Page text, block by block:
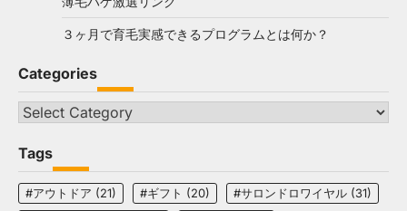
３ヶ月で育毛実感できるプログラムとは何か？
Categories
Categories
Tags
#アウトドア (21) #ギフト (20) #サロンドロワイヤル (31)